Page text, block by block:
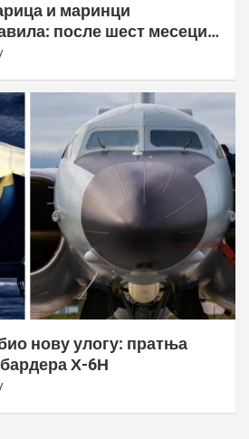
и маринци
после шест месеци
следи службено
нову улогу: пратња
Х-6Н